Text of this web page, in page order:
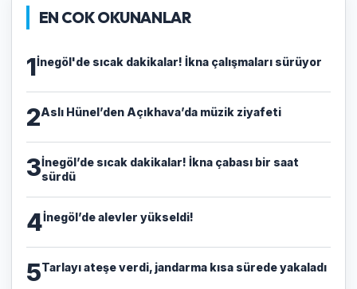
EN COK OKUNANLAR
1İnegöl'de sıcak dakikalar! İkna çalışmaları sürüyor
2Aslı Hünel’den Açıkhava’da müzik ziyafeti
3İnegöl’de sıcak dakikalar! İkna çabası bir saat
sürdü
4İnegöl’de alevler yükseldi!
5Tarlayı ateşe verdi, jandarma kısa sürede yakaladı